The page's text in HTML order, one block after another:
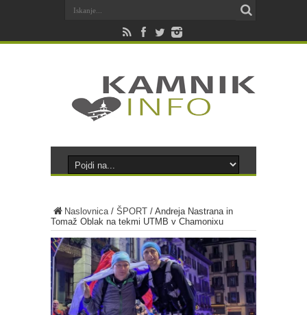
Naslovnica/ ŠPORT / Andreja Nastrana in
Tomaž Oblak na tekmi UTMB v Chamonixu